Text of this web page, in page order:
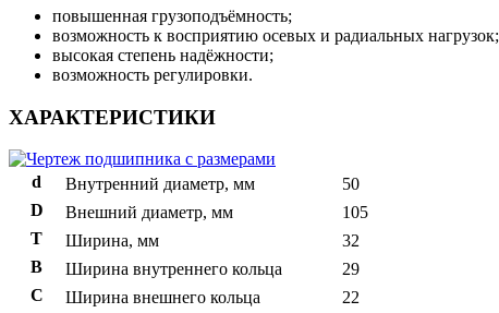
повышенная грузоподъёмность;
возможность к восприятию осевых и радиальных нагрузок;
высокая степень надёжности;
возможность регулировки.
ХАРАКТЕРИСТИКИ
d Внутренний диаметр, мм
50
D
Внешний диаметр, мм
105
T
Ширина, мм
32
B
Ширина внутреннего кольца
29
С
Ширина внешнего кольца 22